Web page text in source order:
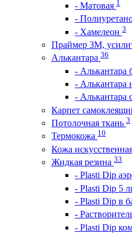
- Матовая 1
-
- Хамелеон 3
Праймер 3М,
Алькантара 36
- Алькантара
- Алькантара
- Алькантара
Карпет
Потолочная ткань 3
Термокожа 10
Кожа
Жидкая резина 33
- Plasti Dip
- Plasti Dip 5
- Plasti Dip в
-
- Plasti Dip